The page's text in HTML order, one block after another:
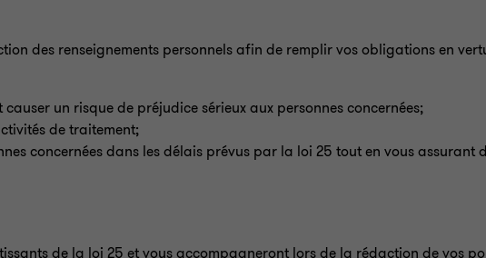
des renseignements personnels afin de remplir vos obligations en
un risque de préjudice sérieux aux personnes concernées;
de traitement;
concernées dans les délais prévus par la loi 25 tout en vous assurant
de la loi 25 et vous accompagneront lors de la rédaction de vos